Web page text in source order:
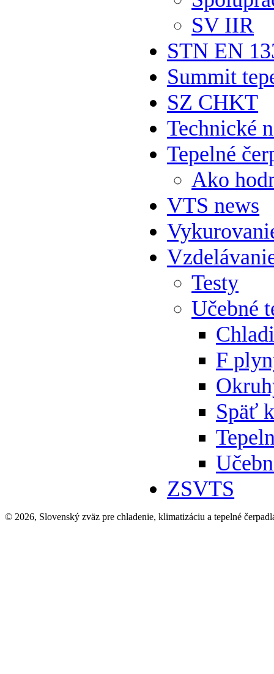
SV IIR
STN EN
Summit
SZ CHKT
Technické
Tepelné
Ako
VTS news
Testy
Učebné
F
Späť
ZSVTS
© 2026, Slovenský zväz pre chladenie, klimatizáciu a tepelné